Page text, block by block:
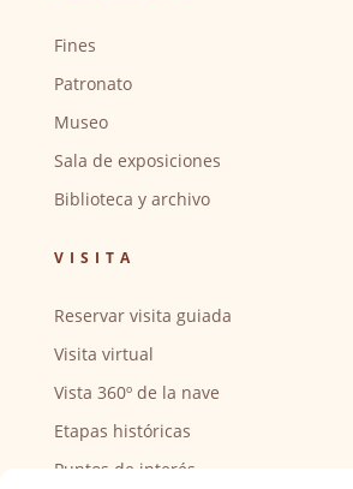
Fines
Patronato
Museo
Sala de exposiciones
Biblioteca y archivo
VISITA
Reservar visita guiada
Visita virtual
Vista 360º de la nave
Etapas históricas
Puntos de interés